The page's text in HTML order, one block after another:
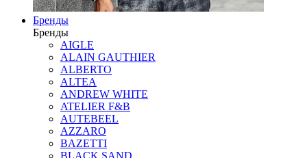
Бренды
Бренды
AIGLE
ALAIN GAUTHIER
ALBERTO
ALTEA
ANDREW WHITE
ATELIER F&B
AUTEBEEL
AZZARO
BAZETTI